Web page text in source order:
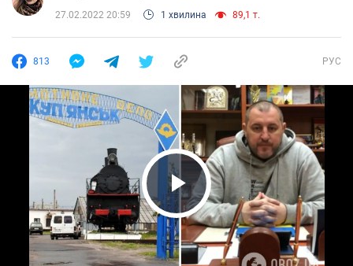
27.02.2022 20:59 1 хвилина 89,1 т.
813 РУС
Play Video